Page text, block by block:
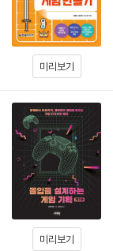
미리보기
미리보기